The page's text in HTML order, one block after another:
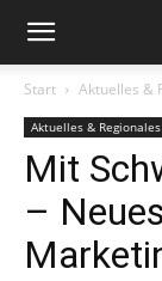
Start Aktuelles &
Aktuelles & Regionales
Mit
–